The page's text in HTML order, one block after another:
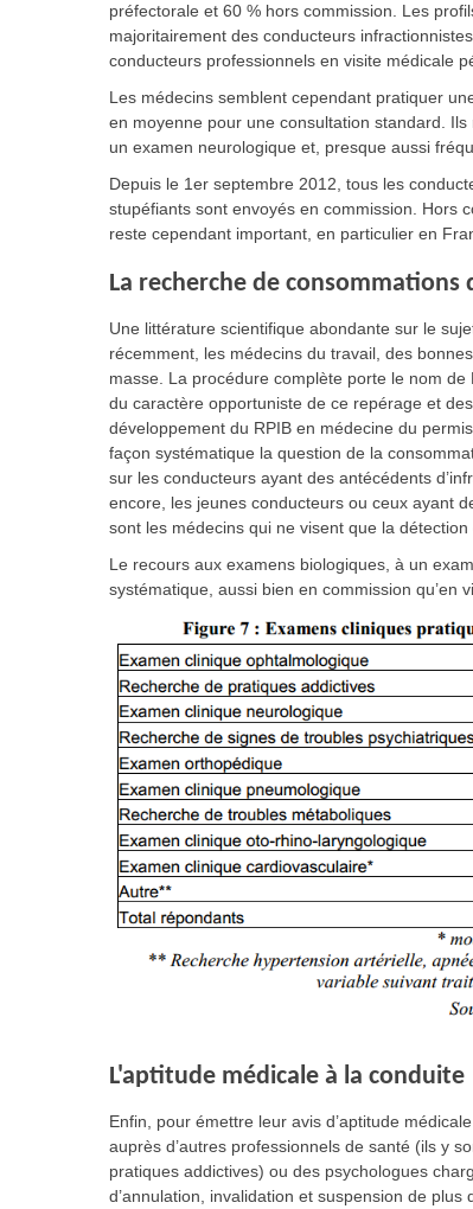
préfectorale et 60 % hors commission. Les
majoritairement des conducteurs
conducteurs professionnels en visite médicale
Les médecins semblent cependant pratiquer
en moyenne pour une consultation standard.
un examen neurologique et, presque aussi
Depuis le 1er septembre 2012, tous les
stupéfiants sont envoyés en commission. Hors
reste cependant important, en particulier en
La recherche de consommations
Une littérature scientifique abondante sur le
récemment, les médecins du travail, des
masse. La procédure complète porte le nom
du caractère opportuniste de ce repérage et
développement du RPIB en médecine du
façon systématique la question de la
sur les conducteurs ayant des antécédents
encore, les jeunes conducteurs ou ceux ayant
sont les médecins qui ne visent que la détection
Le recours aux examens biologiques, à un
systématique, aussi bien en commission qu’en
L'aptitude médicale à la conduite
Enfin, pour émettre leur avis d’aptitude
auprès d’autres professionnels de santé (ils y
pratiques addictives) ou des psychologues
d’annulation, invalidation et suspension de